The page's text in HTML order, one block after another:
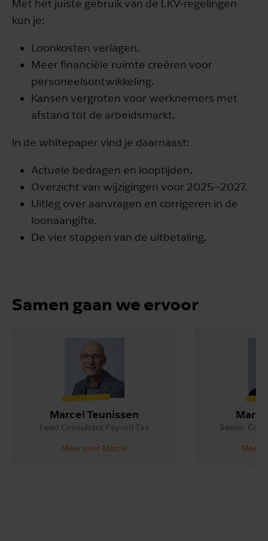
Met het juiste gebruik van de LKV‑regelingen
kun je:
Loonkosten verlagen.
Meer financiële ruimte creëren voor
personeelsontwikkeling.
Kansen vergroten voor werknemers met
afstand tot de arbeidsmarkt.
In de whitepaper vind je daarnaast:
Actuele bedragen en looptijden.
Overzicht van wijzigingen voor 2025–2027.
Uitleg over aanvragen en corrigeren in de
loonaangifte.
De vier stappen van de uitbetaling.
Samen gaan we ervoor
Marcel Teunissen
Lead Consultant Payroll Tax
Meer over Marcel
Senior
Meer